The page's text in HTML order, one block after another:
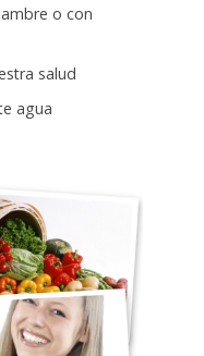
o con
salud
agua